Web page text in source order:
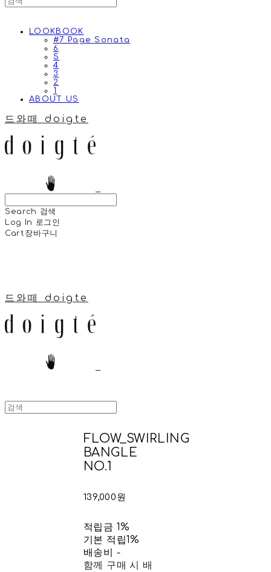
LOOKBOOK
#7 Page Sonata
6
5
4
3
2
1
ABOUT US
드와떼 doigte
Search 검색
Log In
로그인
Cart 장바구니
드와떼 doigte
FLOW_SWIRLING
BANGLE
NO.1
139,000원
적립금 1%
기본 적립1%
배송비 -
함께 구매 시 배